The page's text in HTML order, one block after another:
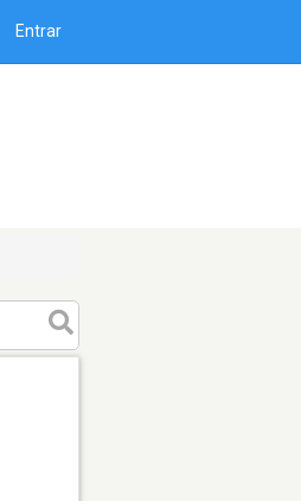
Entrar